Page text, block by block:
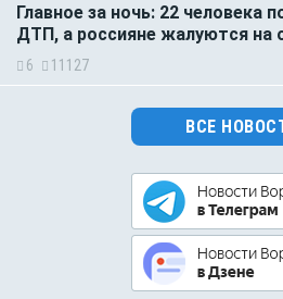
Главное за ночь: 22 человека
ДТП, а россияне жалуются на
6 11127
ВСЕ